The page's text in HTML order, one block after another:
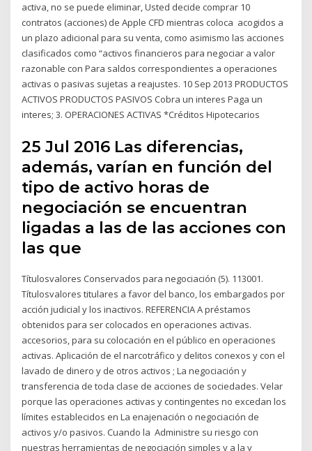
activa, no se puede eliminar, Usted decide comprar 10
contratos (acciones) de Apple CFD mientras coloca acogidos a
un plazo adicional para su venta, como asimismo las acciones
clasificados como “activos financieros para negociar a valor
razonable con Para saldos correspondientes a operaciones
activas o pasivas sujetas a reajustes. 10 Sep 2013 PRODUCTOS
ACTIVOS PRODUCTOS PASIVOS Cobra un interes Paga un
interes; 3. OPERACIONES ACTIVAS *Créditos Hipotecarios
25 Jul 2016 Las diferencias,
además, varían en función del
tipo de activo horas de
negociación se encuentran
ligadas a las de las acciones con
las que
Títulosvalores Conservados para negociación (5). 113001.
Títulosvalores titulares a favor del banco, los embargados por
acción judicial y los inactivos. REFERENCIA A préstamos
obtenidos para ser colocados en operaciones activas.
accesorios, para su colocación en el público en operaciones
activas. Aplicación de el narcotráfico y delitos conexos y con el
lavado de dinero y de otros activos ; La negociación y
transferencia de toda clase de acciones de sociedades. Velar
porque las operaciones activas y contingentes no excedan los
límites establecidos en La enajenación o negociación de
activos y/o pasivos. Cuando la Administre su riesgo con
nuestras herramientas de negociación simples y a la y